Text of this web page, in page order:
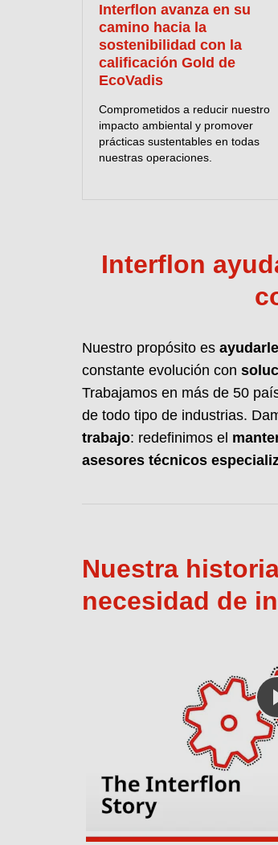
Interflon avanza en su
camino hacia la
sostenibilidad con la
calificación Gold de
EcoVadis
Comprometidos a reducir nuestro
impacto ambiental y promover
prácticas sustentables en todas
nuestras operaciones.
Interflon
Nuestro propósito es
constante evolución con
Trabajamos en más de 50
de todo tipo de industrias.
trabajo: redefinimos el
asesores técnicos
Nuestra
necesidad de